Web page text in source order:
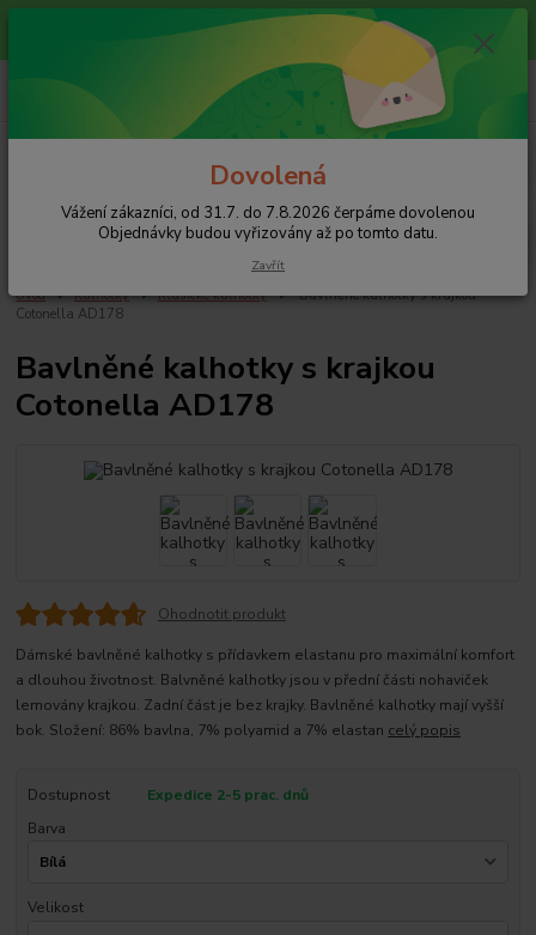
Vážení zákazníci, od 31.7. do 7.8.2026 čerpáme dovolenou
Objednávky budou vyřizovány až po tomto datu.
+420 608 754 282
pište email, pokud nezvedám tel.
Úvod Kalhotky Klasické kalhotky
Bavlněné kalhotky s krajkou
Cotonella AD178
Bavlněné kalhotky s krajkou
Cotonella AD178
Ohodnotit produkt
Dámské bavlněné kalhotky s přídavkem elastanu pro maximální komfort
a dlouhou životnost. Balvněné kalhotky jsou v přední části nohaviček
lemovány krajkou. Zadní část je bez krajky. Bavlněné kalhotky mají vyšší
bok. Složení: 86% bavlna, 7% polyamid a 7% elastan celý popis
Dostupnost
Expedice 2-5 prac. dnů
Barva
Velikost
Dovolená
Vážení zákazníci, od 31.7. do 7.8.2026 čerpáme dovolenou
Objednávky budou vyřizovány až po tomto datu.
Zavřít